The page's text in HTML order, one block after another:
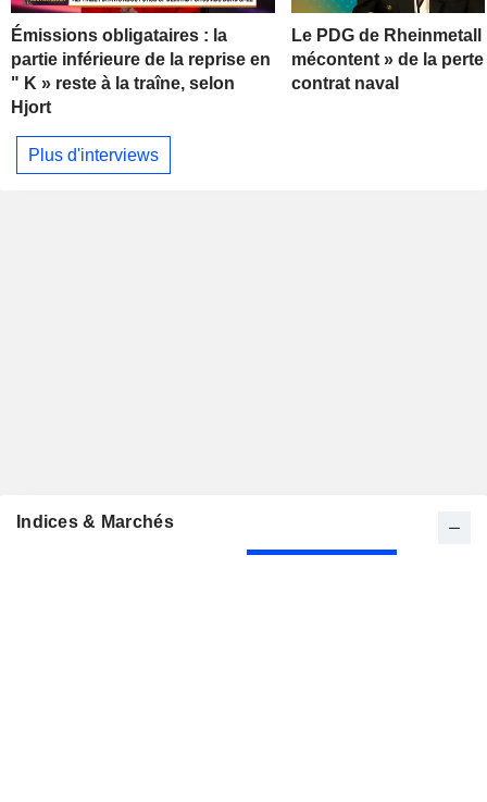
Émissions obligataires : la
partie inférieure de la reprise en
" K » reste à la traîne, selon
Hjort
Le PDG de
mécontent » de la
contrat naval
Plus d'interviews
Indices & Marchés